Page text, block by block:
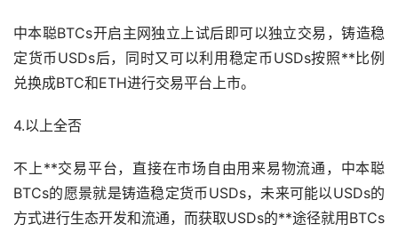
中本聪BTCs开启主网独立上试后即可以独立交易，铸造稳
定货币USDs后，同时又可以利用稳定币USDs按照**比例
兑换成BTC和ETH进行交易平台上市。
4.以上全否
不上**交易平台，直接在市场自由用来易物流通，中本聪
BTCs的愿景就是铸造稳定货币USDs，未来可能以USDs的
方式进行生态开发和流通，而获取USDs的**途径就用BTCs